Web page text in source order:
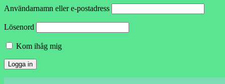
Användarnamn eller e-postadress
Lösenord
Kom ihåg mig